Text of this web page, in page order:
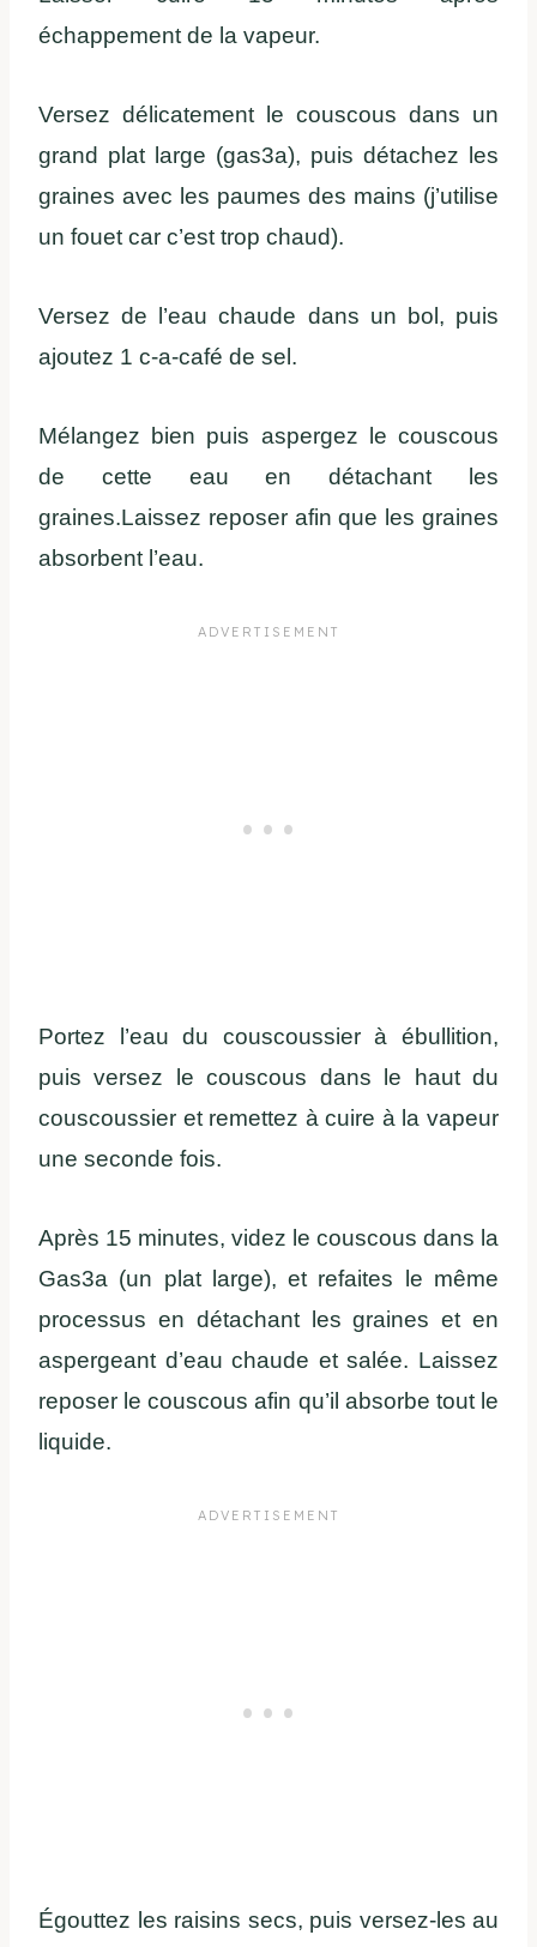
échappement de la vapeur.
Versez délicatement le couscous dans un
grand plat large (gas3a), puis détachez les
graines avec les paumes des mains (j’utilise
un fouet car c’est trop chaud).
Versez de l’eau chaude dans un bol, puis
ajoutez 1 c-a-café de sel.
Mélangez bien puis aspergez le couscous
de cette eau en détachant les
graines.Laissez reposer afin que les graines
absorbent l’eau.
Portez l’eau du couscoussier à ébullition,
puis versez le couscous dans le haut du
couscoussier et remettez à cuire à la vapeur
une seconde fois.
Après 15 minutes, videz le couscous dans la
Gas3a (un plat large), et refaites le même
processus en détachant les graines et en
aspergeant d’eau chaude et salée. Laissez
reposer le couscous afin qu’il absorbe tout le
liquide.
Égouttez les raisins secs, puis versez-les au